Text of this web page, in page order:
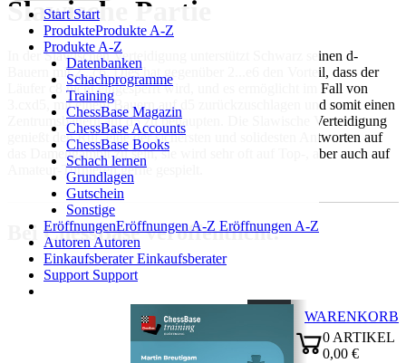
Start Start
ProdukteProdukte A-Z
Produkte A-Z
Datenbanken
Schachprogramme
Training
ChessBase Magazin
ChessBase Accounts
ChessBase Books
Schach lernen
Grundlagen
Gutschein
Sonstige
EröffnungenEröffnungen A-Z Eröffnungen A-Z
Autoren Autoren
EinkaufsberaterEinkaufsberater
Support Support
WARENKORB
0 ARTIKEL
0,00 €
Slawische Partie
In der Slawischen Verteidigung unterstützt Schwarz seinen d-
Bauern mit 2...c6. Dies hat gegenüber 2...e6 den Vorteil, dass der
Läufer c8 nicht eingesperrt wird, und es ermöglicht im Fall von
3.cxd5, mit einem Bauern auf d5 zurückzuschlagen und somit einen
Zentrumsbauern auf d5 zu behaupten. Die Slawische Verteidigung
genießt den Ruf, eine der sichersten und solidesten Antworten auf
das Damengambit zu sein, sie wird sehr oft auf Top-, aber auch auf
Amateur-Turnieren gerne gespielt.
Bei ChessBase veröffentlicht: